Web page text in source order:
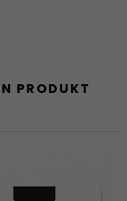
PRODUKT